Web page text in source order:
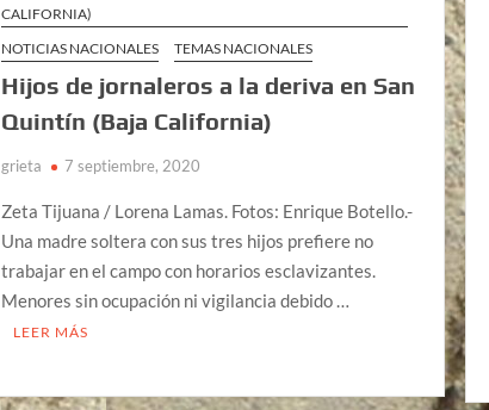
CALIFORNIA)
NOTICIAS NACIONALES
TEMAS NACIONALES
Hijos de jornaleros a la deriva en San
Quintín (Baja California)
grieta 7 septiembre, 2020
Zeta Tijuana / Lorena Lamas. Fotos: Enrique Botello.-
Una madre soltera con sus tres hijos prefiere no
trabajar en el campo con horarios esclavizantes.
Menores sin ocupación ni vigilancia debido …
LEER MÁS